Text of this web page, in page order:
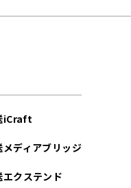
iCraft
メディアブリッジ
クステンド